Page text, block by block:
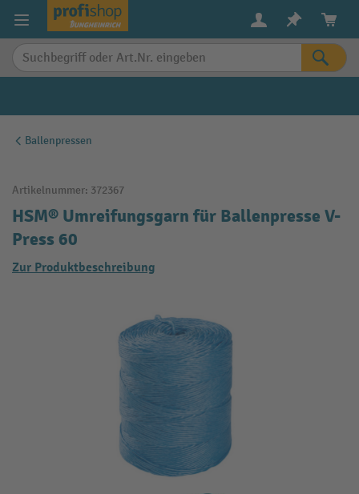
springen
Ballenpressen
Artikelnummer: 372367
HSM® Umreifungsgarn für Ballenpresse V-
Press 60
Zur Produktbeschreibung